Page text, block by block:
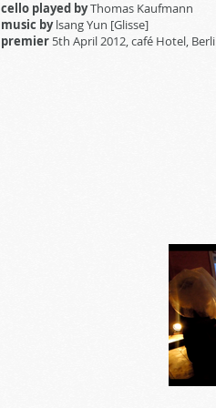
cello played byThomas Kaufmann
music bylsang Yun [Glisse]
premier 5th April 2012, café Hotel,